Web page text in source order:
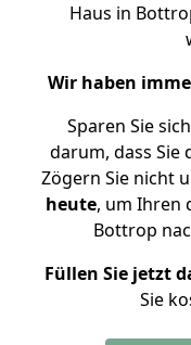
Haus in
Wir haben
Sparen Sie
darum, dass Sie
Zögern Sie nicht
heute, um Ihren
Bottrop
Füllen Sie jetzt
Sie